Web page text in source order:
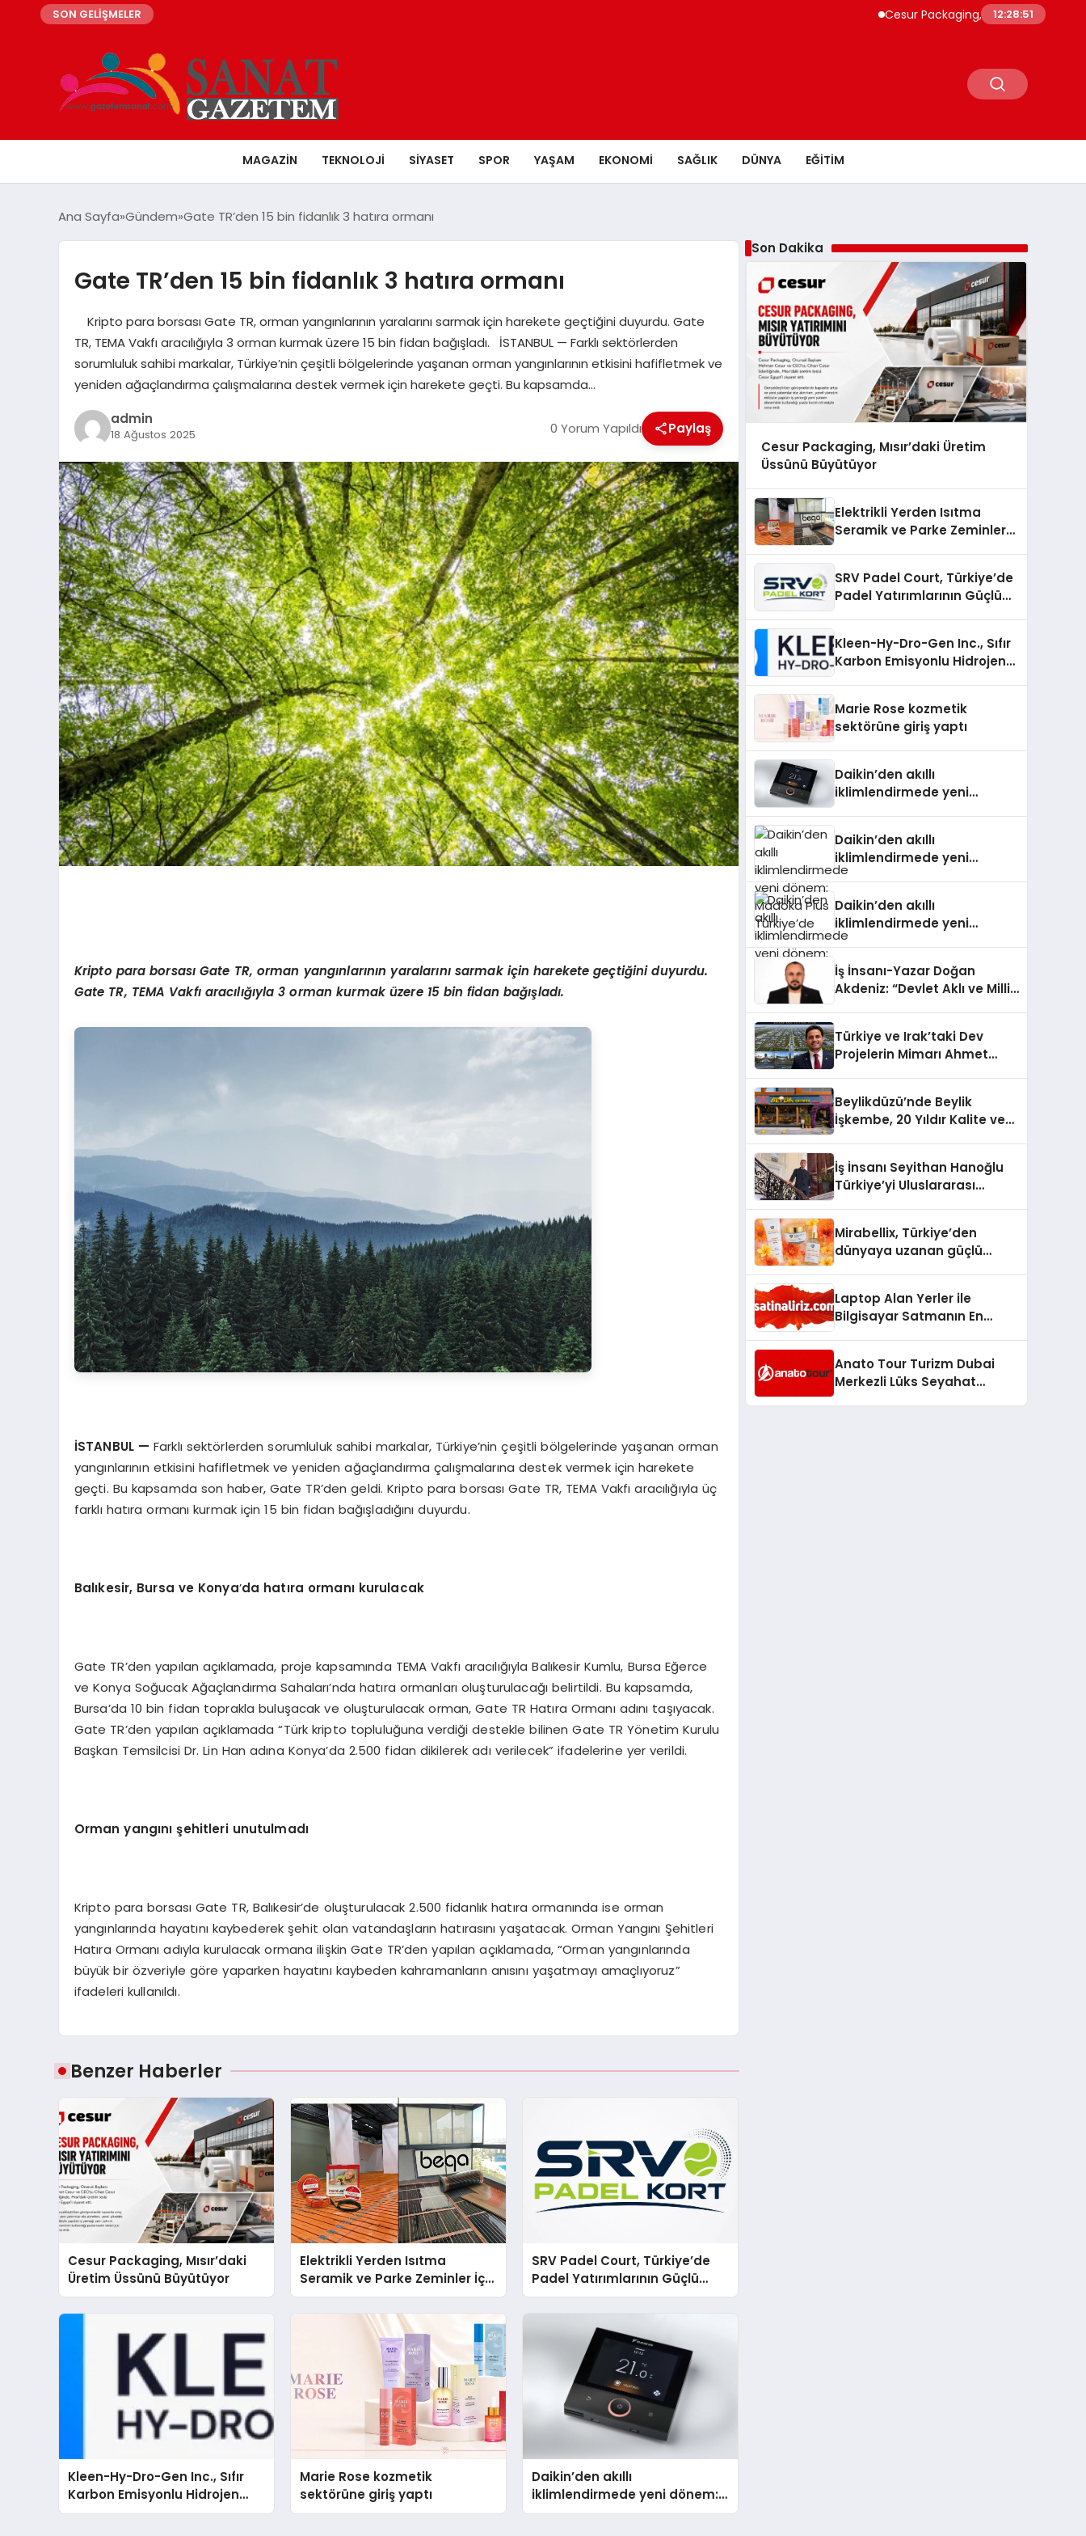
SON GELİŞMELER Cesur Packaging, Mısır’daki Üretim Üssünü
12:28:52
MAGAZIN TEKNOLOJI SIYASET SPOR YAŞAM EKONOMI SAĞLIK DÜNYA EĞITIM
Ana Sayfa Gündem Gate TR’den 15 bin fidanlık 3 hatıra ormanı
Gate TR’den 15 bin fidanlık 3 hatıra ormanı
Kripto para borsası Gate TR, orman yangınlarının yaralarını sarmak için harekete geçtiğini duyurdu. Gate
TR, TEMA Vakfı aracılığıyla 3 orman kurmak üzere 15 bin fidan bağışladı. İSTANBUL — Farklı sektörlerden
sorumluluk sahibi markalar, Türkiye’nin çeşitli bölgelerinde yaşanan orman yangınlarının etkisini hafifletmek ve
yeniden ağaçlandırma çalışmalarına destek vermek için harekete geçti. Bu kapsamda…
admin
18 Ağustos 2025 0 Yorum Yapıldı Paylaş
Kripto para borsası Gate TR, orman yangınlarının yaralarını sarmak için harekete geçtiğini duyurdu.
Gate TR, TEMA Vakfı aracılığıyla 3 orman kurmak üzere 15 bin fidan bağışladı.
İSTANBUL — Farklı sektörlerden sorumluluk sahibi markalar, Türkiye’nin çeşitli bölgelerinde yaşanan orman
yangınlarının etkisini hafifletmek ve yeniden ağaçlandırma çalışmalarına destek vermek için harekete
geçti. Bu kapsamda son haber, Gate TR’den geldi. Kripto para borsası Gate TR, TEMA Vakfı aracılığıyla üç
farklı hatıra ormanı kurmak için 15 bin fidan bağışladığını duyurdu.
Balıkesir, Bursa ve Konya’da hatıra ormanı kurulacak
Gate TR’den yapılan açıklamada, proje kapsamında TEMA Vakfı aracılığıyla Balıkesir Kumlu, Bursa Eğerce
ve Konya Soğucak Ağaçlandırma Sahaları’nda hatıra ormanları oluşturulacağı belirtildi. Bu kapsamda,
Bursa’da 10 bin fidan toprakla buluşacak ve oluşturulacak orman, Gate TR Hatıra Ormanı adını taşıyacak.
Gate TR’den yapılan açıklamada “Türk kripto topluluğuna verdiği destekle bilinen Gate TR Yönetim Kurulu
Başkan Temsilcisi Dr. Lin Han adına Konya’da 2.500 fidan dikilerek adı verilecek” ifadelerine yer verildi.
Orman yangını şehitleri unutulmadı
Kripto para borsası Gate TR, Balıkesir’de oluşturulacak 2.500 fidanlık hatıra ormanında ise orman
yangınlarında hayatını kaybederek şehit olan vatandaşların hatırasını yaşatacak. Orman Yangını Şehitleri
Hatıra Ormanı adıyla kurulacak ormana ilişkin Gate TR’den yapılan açıklamada, “Orman yangınlarında
büyük bir özveriyle göre yaparken hayatını kaybeden kahramanların anısını yaşatmayı amaçlıyoruz”
ifadeleri kullanıldı.
Benzer Haberler
Cesur Packaging, Mısır’daki
Üretim Üssünü Büyütüyor
Elektrikli Yerden Isıtma
Seramik ve Parke Zeminler İçin
En Verimli Çözümler
SRV Padel Court, Türkiye’de
Padel Yatırımlarının Güçlü
Markası Olmayı Sürdürüyor
Kleen-Hy-Dro-Gen Inc., Sıfır
Karbon Emisyonlu Hidrojen
Isıtma Teknolojisinde ISO ve
Marie Rose kozmetik
sektörüne giriş yaptı
Daikin’den akıllı
iklimlendirmede yeni dönem:
Madoka Plus Türkiye’de
Son Dakika
Cesur Packaging, Mısır’daki Üretim
Üssünü Büyütüyor
Elektrikli Yerden Isıtma
Seramik ve Parke Zeminler
SRV Padel Court, Türkiye’de
Padel Yatırımlarının Güçlü
Kleen-Hy-Dro-Gen Inc., Sıfır
Karbon Emisyonlu Hidrojen
Aldı
Marie Rose kozmetik
sektörüne giriş yaptı
Daikin’den akıllı
iklimlendirmede yeni
Daikin’den akıllı
iklimlendirmede yeni
dönem: Madoka Plus
Daikin’den akıllı
iklimlendirmede yeni
dönem: Madoka Plus
İş İnsanı-Yazar Doğan
Akdeniz: “Devlet Aklı ve Milli
Türkiye ve Irak’taki Dev
Projelerin Mimarı Ahmet
Holding Industrial City”
Projesini Hayata Geçirecek
Beylikdüzü’nde Beylik
İşkembe, 20 Yıldır Kalite ve
İş İnsanı Seyithan Hanoğlu
Türkiye’yi Uluslararası
Mirabellix, Türkiye’den
dünyaya uzanan güçlü
Laptop Alan Yerler ile
Bilgisayar Satmanın En
Anato Tour Turizm Dubai
Merkezli Lüks Seyahat